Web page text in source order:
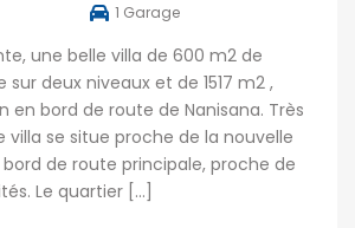
1 Garage
une belle villa de 600 m2 de
deux niveaux et de 1517 m2 ,
en bord de route de Nanisana. Très
se situe proche de la nouvelle
de route principale, proche de
Le quartier […]